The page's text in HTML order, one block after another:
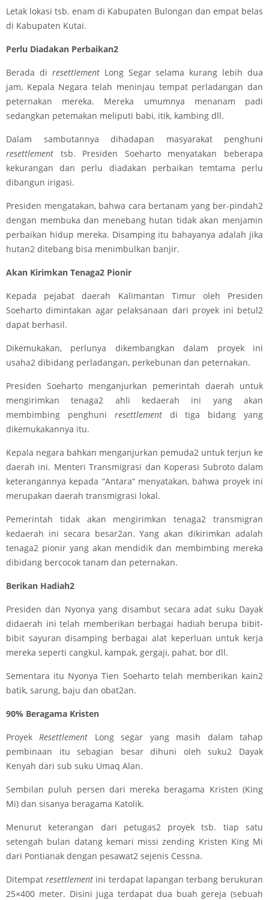
Letak lokasi tsb. enam di Kabupaten Bulongan dan empat belas
di Kabupaten Kutai.
Perlu Diadakan Perbaikan2
Berada di resettlement Long Segar selama kurang lebih dua
jam, Kepala Negara telah meninjau tempat perladangan dan
peternakan mereka. Mereka umumnya menanam padi
sedangkan petemakan meliputi babi, itik, kambing dll.
Dalam sambutannya dihadapan masyarakat penghuni
resettlement tsb. Presiden Soeharto menyatakan beberapa
kekurangan dan perlu diadakan perbaikan temtama perlu
dibangun irigasi.
Presiden mengatakan, bahwa cara bertanam yang ber-pindah2
dengan membuka dan menebang hutan tidak akan menjamin
perbaikan hidup mereka. Disamping itu bahayanya adalah jika
hutan2 ditebang bisa menimbulkan banjir.
Akan Kirimkan Tenaga2 Pionir
Kepada pejabat daerah Kalimantan Timur oleh Presiden
Soeharto dimintakan agar pelaksanaan dari proyek ini betul2
dapat berhasil.
Dikemukakan, perlunya dikembangkan dalam proyek ini
usaha2 dibidang perladangan, perkebunan dan peternakan.
Presiden Soeharto menganjurkan pemerintah daerah untuk
mengirimkan tenaga2 ahli kedaerah ini yang akan
membimbing penghuni resettlement di tiga bidang yang
dikemukakannya itu.
Kepala negara bahkan menganjurkan pemuda2 untuk terjun ke
daerah ini. Menteri Transmigrasi dan Koperasi Subroto dalam
keterangannya kepada “Antara” menyatakan, bahwa proyek ini
merupakan daerah transmigrasi lokal.
Pemerintah tidak akan mengirimkan tenaga2 transmigran
kedaerah ini secara besar2an. Yang akan dikirimkan adalah
tenaga2 pionir yang akan mendidik dan membimbing mereka
dibidang bercocok tanam dan peternakan.
Berikan Hadiah2
Presiden dan Nyonya yang disambut secara adat suku Dayak
didaerah ini telah memberikan berbagai hadiah berupa bibit-
bibit sayuran disamping berbagai alat keperluan untuk kerja
mereka seperti cangkul, kampak, gergaji, pahat, bor dll.
Sementara itu Nyonya Tien Soeharto telah memberikan kain2
batik, sarung, baju dan obat2an.
90% Beragama Kristen
ProyekResettlement Long segar yang masih dalam tahap
pembinaan itu sebagian besar dihuni oleh suku2 Dayak
Kenyah dari sub suku Umaq Alan.
Sembilan puluh persen dari mereka beragama Kristen (King
Mi) dan sisanya beragama Katolik.
Menurut keterangan dari petugas2 proyek tsb. tiap satu
setengah bulan datang kemari missi zending Kristen King Mi
dari Pontianak dengan pesawat2 sejenis Cessna.
Ditempatresettlement ini terdapat lapangan terbang berukuran
25×400 meter. Disini juga terdapat dua buah gereja (sebuah